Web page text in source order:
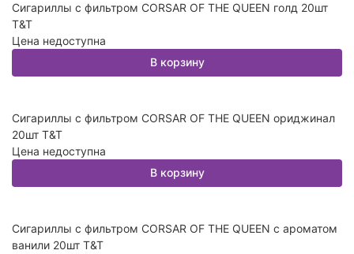
покупателей
Сигариллы с фильтром CORSAR OF THE QUEEN голд 20шт
T&T
Цена недоступна
В корзину
Сигариллы с фильтром CORSAR OF THE QUEEN ориджинал
20шт T&T
Цена недоступна
В корзину
Сигариллы с фильтром CORSAR OF THE QUEEN с ароматом
ванили 20шт T&T